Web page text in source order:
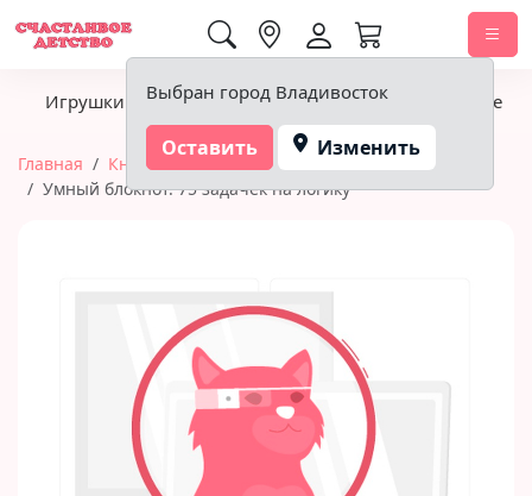
Выбран город Владивосток
Оставить Изменить
Игрушки Детское питание Подгузники, гигиена
Главная Книги
Айрис-Пресс (книги)
Умный блокнот. 75 задачек на логику